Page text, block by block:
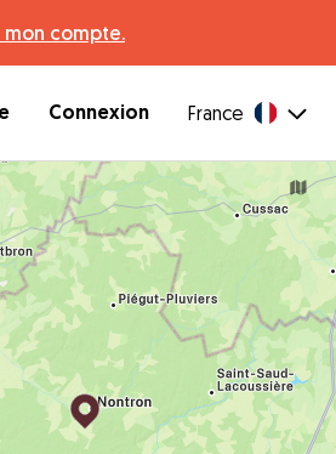
compte.
Connexion France